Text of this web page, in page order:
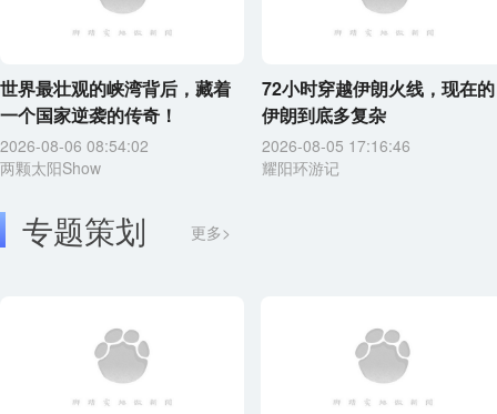
世界最壮观的峡湾背后，藏着
一个国家逆袭的传奇！
2026-08-06 08:54:02
两颗太阳Show
72小时穿越伊朗火线，现在的
伊朗到底多复杂
2026-08-05 17:16:46
耀阳环游记
专题策划 更多>